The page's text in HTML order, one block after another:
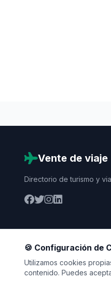
Vente de viaje
Directorio de turismo y
🍪 Configuración de
Utilizamos cookies
contenido. Puedes